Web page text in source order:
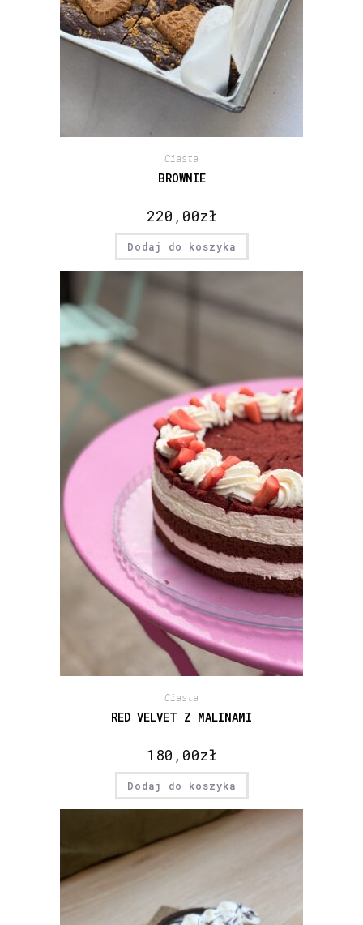
Ciasta
BROWNIE
220,00zł
Dodaj do koszyka
Ciasta
RED VELVET Z MALINAMI
180,00zł
Dodaj do koszyka